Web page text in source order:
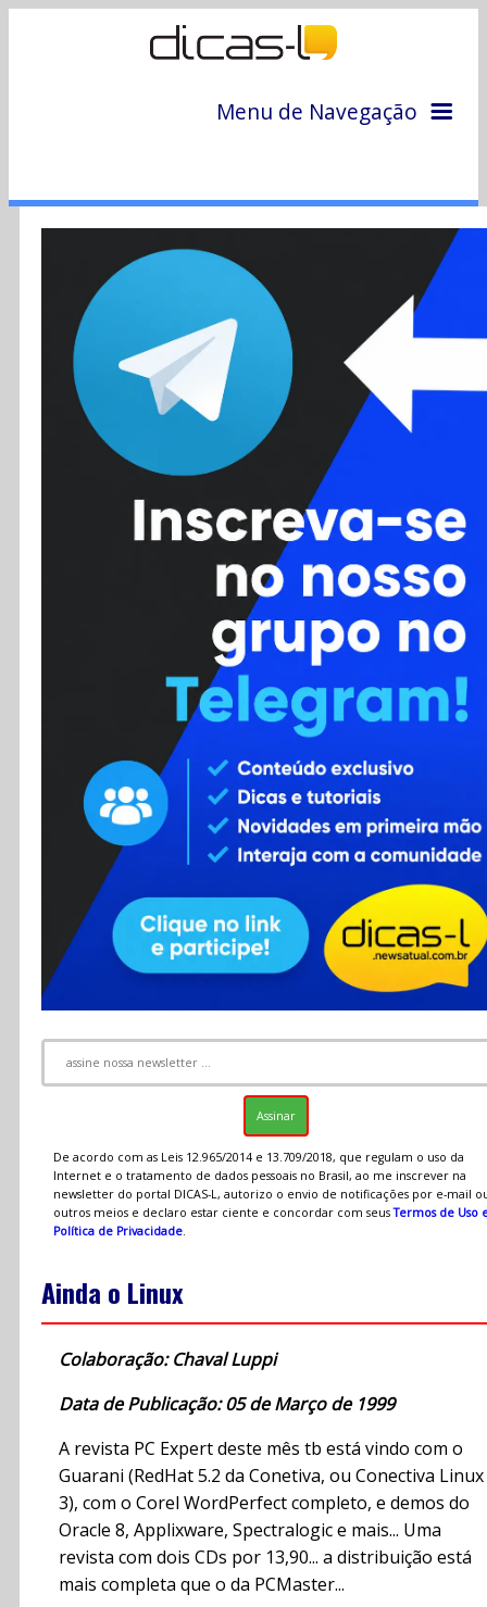
Menu de Navegação
Colunas
Colaboradores
Cursos
Enviar Dica
Contato
RSS
De acordo com as Leis 12.965/2014 e 13.709/2018, que regulam o uso da
Internet e o tratamento de dados pessoais no Brasil, ao me inscrever na
newsletter do portal DICAS-L, autorizo o envio de notificações por e-mail
outros meios e declaro estar ciente e concordar com seusTermos de Uso
Política de Privacidade.
Ainda o Linux
Colaboração: Chaval Luppi
Data de Publicação: 05 de Março de 1999
A revista PC Expert deste mês tb está vindo com o
Guarani (RedHat 5.2 da Conetiva, ou Conectiva Linux
3), com o Corel WordPerfect completo, e demos do
Oracle 8, Applixware, Spectralogic e mais... Uma
revista com dois CDs por 13,90... a distribuição está
mais completa que o da PCMaster...